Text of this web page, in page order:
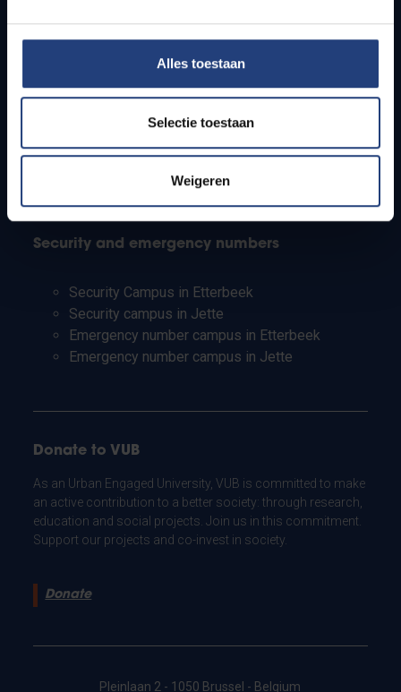
Alles toestaan
Selectie toestaan
Weigeren
Students
PhD students
Teachers and secondary schools
Working students
Security and emergency numbers
Security Campus in Etterbeek
Security campus in Jette
Emergency number campus in Etterbeek
Emergency number campus in Jette
Donate to VUB
As an Urban Engaged University, VUB is committed to make
an active contribution to a better society: through research,
education and social projects. Join us in this commitment.
Support our projects and co-invest in society.
Donate
Pleinlaan 2 - 1050 Brussel - Belgium